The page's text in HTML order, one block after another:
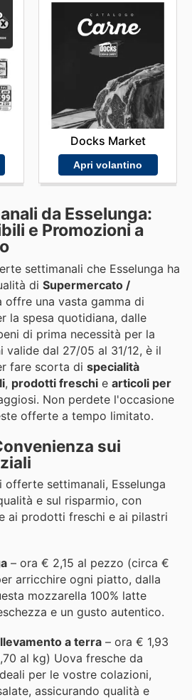
Docks Market
Apri volantino
da Esselunga:
e Promozioni a
settimanali che Esselunga ha
di Supermercato /
offre una vasta gamma di
la spesa quotidiana, dalle
di prima necessità per la
valide dal 27/05 al 31/12, è il
fare scorta di specialità
, prodotti freschi e articoli per
Non perdete l'occasione
offerte a tempo limitato.
sui
offerte settimanali, Esselunga
e sul risparmio, con
ai prodotti freschi e ai pilastri
– ora € 2,15 al pezzo (circa €
arricchire ogni piatto, dalla
mozzarella 100% latte
e un gusto autentico.
a terra – ora € 1,93
al kg) Uova fresche da
per le vostre colazioni,
assicurando qualità e